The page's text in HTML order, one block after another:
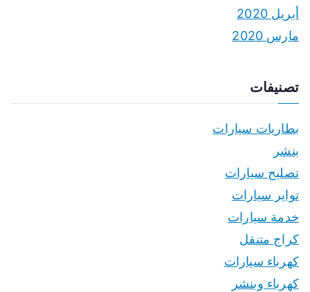
أبريل 2020
مارس 2020
تصنيفات
بطاريات سيارات
بنشر
تصليح سيارات
تواير سيارات
خدمة سيارات
كراج متنقل
كهرباء سيارات
كهرباء وبنشر